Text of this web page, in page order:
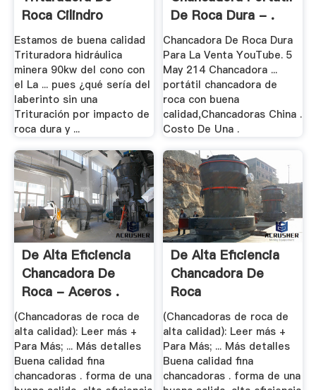
Roca Cilindro
Hidraulico
Estamos de buena calidad
Trituradora hidráulica
minera 90kw del cono con
el La ... pues ¿qué sería del
laberinto sin una
Trituración por impacto de
roca dura y ...
De Roca Dura - .
Chancadora De Roca Dura
Para La Venta YouTube. 5
May 214 Chancadora ...
portátil chancadora de
roca con buena
calidad,Chancadoras China .
Costo De Una .
De Alta Eficiencia
Chancadora De
Roca - Aceros .
(Chancadoras de roca de
alta calidad): Leer más +
Para Más; ... Más detalles
Buena calidad fina
chancadoras . forma de una
De Alta Eficiencia
Chancadora De
Roca
(Chancadoras de roca de
alta calidad): Leer más +
Para Más; ... Más detalles
Buena calidad fina
chancadoras . forma de una